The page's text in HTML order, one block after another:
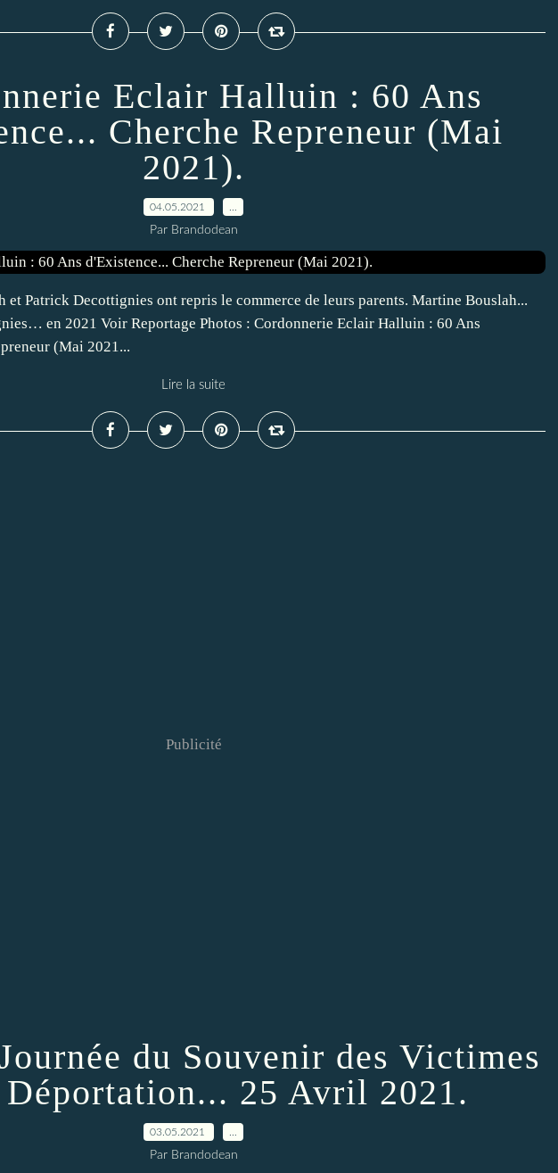
Eclair Halluin : 60 Ans
Cherche Repreneur (Mai
2021).
04.05.2021
Par Brandodean
et Patrick Decottignies ont repris le commerce de leurs parents. Martine Bouslah...
en 2021 Voir Reportage Photos : Cordonnerie Eclair Halluin : 60 Ans
(Mai 2021...
Lire la suite
Publicité
du Souvenir des Victimes
Déportation... 25 Avril 2021.
03.05.2021
Par Brandodean